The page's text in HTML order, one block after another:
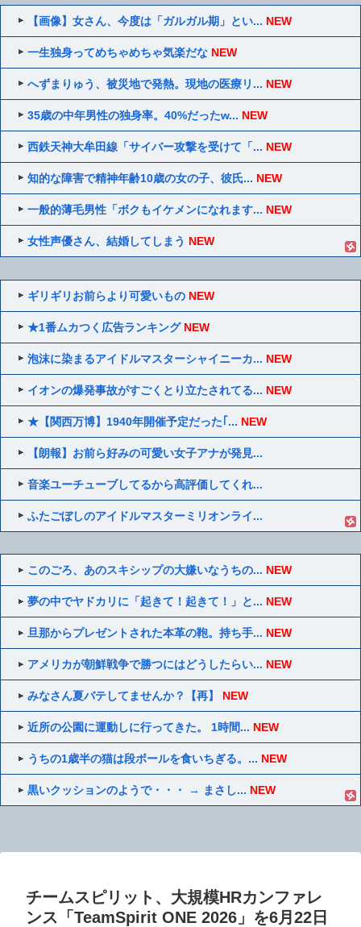
【画像】女さん、今度は「ガルガル期」とい... NEW
一生独身ってめちゃめちゃ気楽だな NEW
へずまりゅう、被災地で発熱。現地の医療リ... NEW
35歳の中年男性の独身率。40%だったw... NEW
西鉄天神大牟田線「サイバー攻撃を受けて「... NEW
知的な障害で精神年齢10歳の女の子、彼氏... NEW
一般的薄毛男性「ボクもイケメンになれます... NEW
女性声優さん、結婚してしまう NEW
ギリギリお前らより可愛いもの NEW
★1番ムカつく広告ランキング NEW
泡沫に染まるアイドルマスターシャイニーカ... NEW
イオンの爆発事故がすごくとり立たされてる... NEW
★【関西万博】1940年開催予定だった｢... NEW
【朗報】お前ら好みの可愛い女子アナが発見...
音楽ユーチューブしてるから高評価してくれ...
ふたごぼしのアイドルマスターミリオンライ...
このごろ、あのスキシップの大嫌いなうちの... NEW
夢の中でヤドカリに「起きて！起きて！」と... NEW
旦那からプレゼントされた本革の鞄。持ち手... NEW
アメリカが朝鮮戦争で勝つにはどうしたらい... NEW
みなさん夏バテしてませんか？【再】 NEW
近所の公園に運動しに行ってきた。 1時間... NEW
うちの1歳半の猫は段ボールを食いちぎる。... NEW
黒いクッションのようで・・・ → まさし... NEW
チームスピリット、大規模HRカンファレ
ンス「TeamSpirit ONE 2026」を6月22日